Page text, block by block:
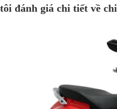
tôi đánh giá chi tiết về